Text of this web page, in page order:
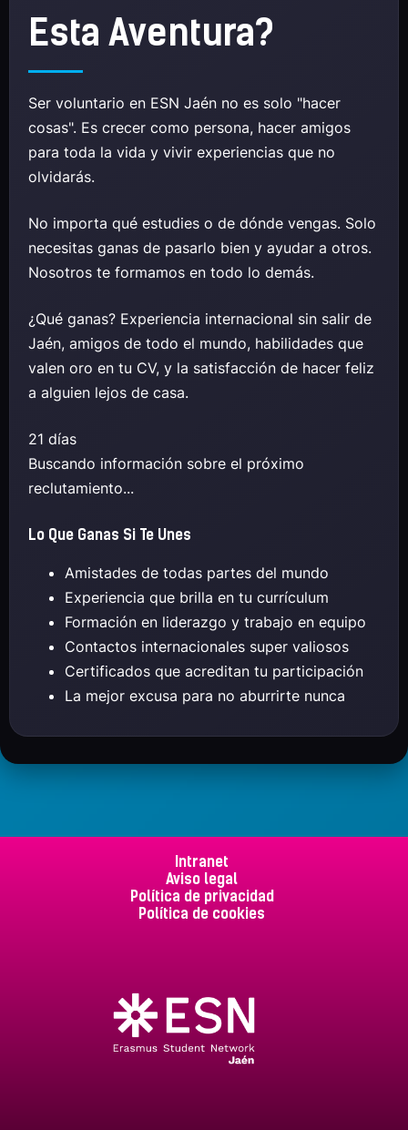
Esta Aventura?
Ser voluntario en ESN Jaén no es solo "hacer
cosas". Es crecer como persona, hacer amigos
para toda la vida y vivir experiencias que no
olvidarás.
No importa qué estudies o de dónde vengas. Solo
necesitas ganas de pasarlo bien y ayudar a otros.
Nosotros te formamos en todo lo demás.
¿Qué ganas? Experiencia internacional sin salir de
Jaén, amigos de todo el mundo, habilidades que
valen oro en tu CV, y la satisfacción de hacer feliz
a alguien lejos de casa.
21 días
Buscando información sobre el próximo
reclutamiento...
Lo Que Ganas Si Te Unes
Amistades de todas partes del mundo
Experiencia que brilla en tu currículum
Formación en liderazgo y trabajo en equipo
Contactos internacionales super valiosos
Certificados que acreditan tu participación
La mejor excusa para no aburrirte nunca
Intranet
Aviso legal
Política de privacidad
Política de cookies